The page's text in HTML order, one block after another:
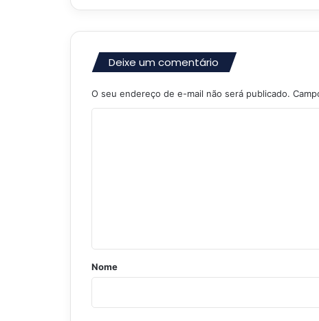
Deixe um comentário
O seu endereço de e-mail não será publicado.
r
o
Nome